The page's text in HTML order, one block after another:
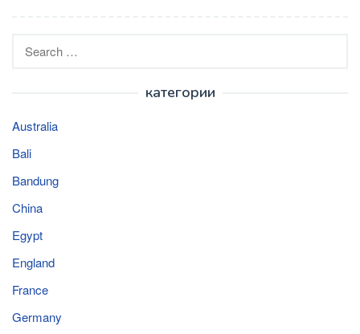
for:
категории
Australia
Bali
Bandung
China
Egypt
England
France
Germany